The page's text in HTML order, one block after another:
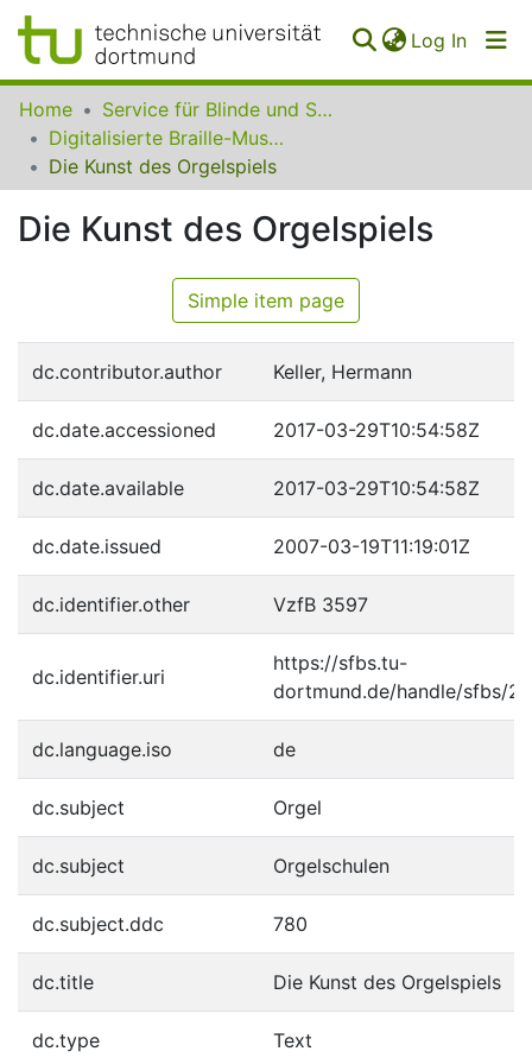
Log In
Communities
Collections
Home
Service für Blinde und Sehbehinderte der UB Dortmund
Digitalisierte Braille-Musik-Matrizen des VzfB
Die Kunst des Orgelspiels
Die Kunst des Orgelspiels
Simple item page
dc.contributor.author Keller, Hermann
dc.date.accessioned 2017-03-29T10:54:58Z
dc.date.available 2017-03-29T10:54:58Z
dc.date.issued 2007-03-19T11:19:01Z
dc.identifier.other VzfB 3597
dc.identifier.uri
https://sfbs.tu-
dortmund.de/handle/sfbs/
dc.language.iso de
dc.subject Orgel
dc.subject Orgelschulen
dc.subject.ddc 780
dc.title Die Kunst des Orgelspiels
dc.type Text